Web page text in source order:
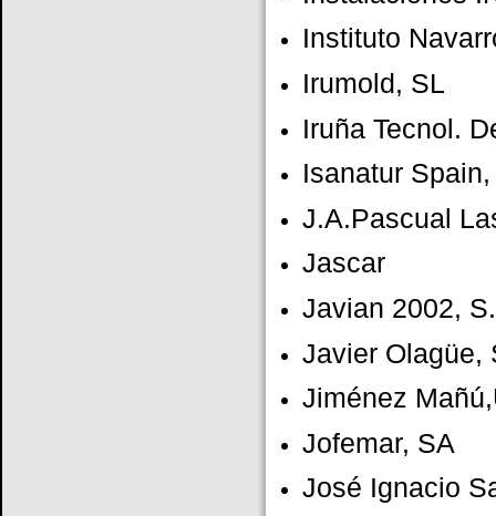
Instituto
Irumold, SL
Iruña Tecnol.
Isanatur
J.A.Pascual
Jascar
Javian 2002,
Javier Olagüe,
Jiménez
Jofemar, SA
José Ignacio